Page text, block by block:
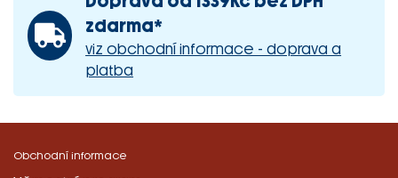
zdarma*
viz obchodní informace - doprava a
platba
Obchodní informace